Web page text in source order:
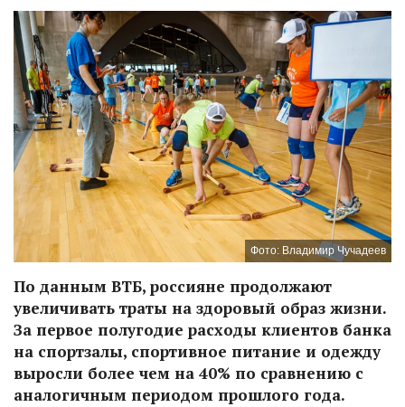
Фото: Владимир Чучадеев
По данным ВТБ, россияне продолжают
увеличивать траты на здоровый образ жизни.
За первое полугодие расходы клиентов банка
на спортзалы, спортивное питание и одежду
выросли более чем на 40% по сравнению с
аналогичным периодом прошлого года.